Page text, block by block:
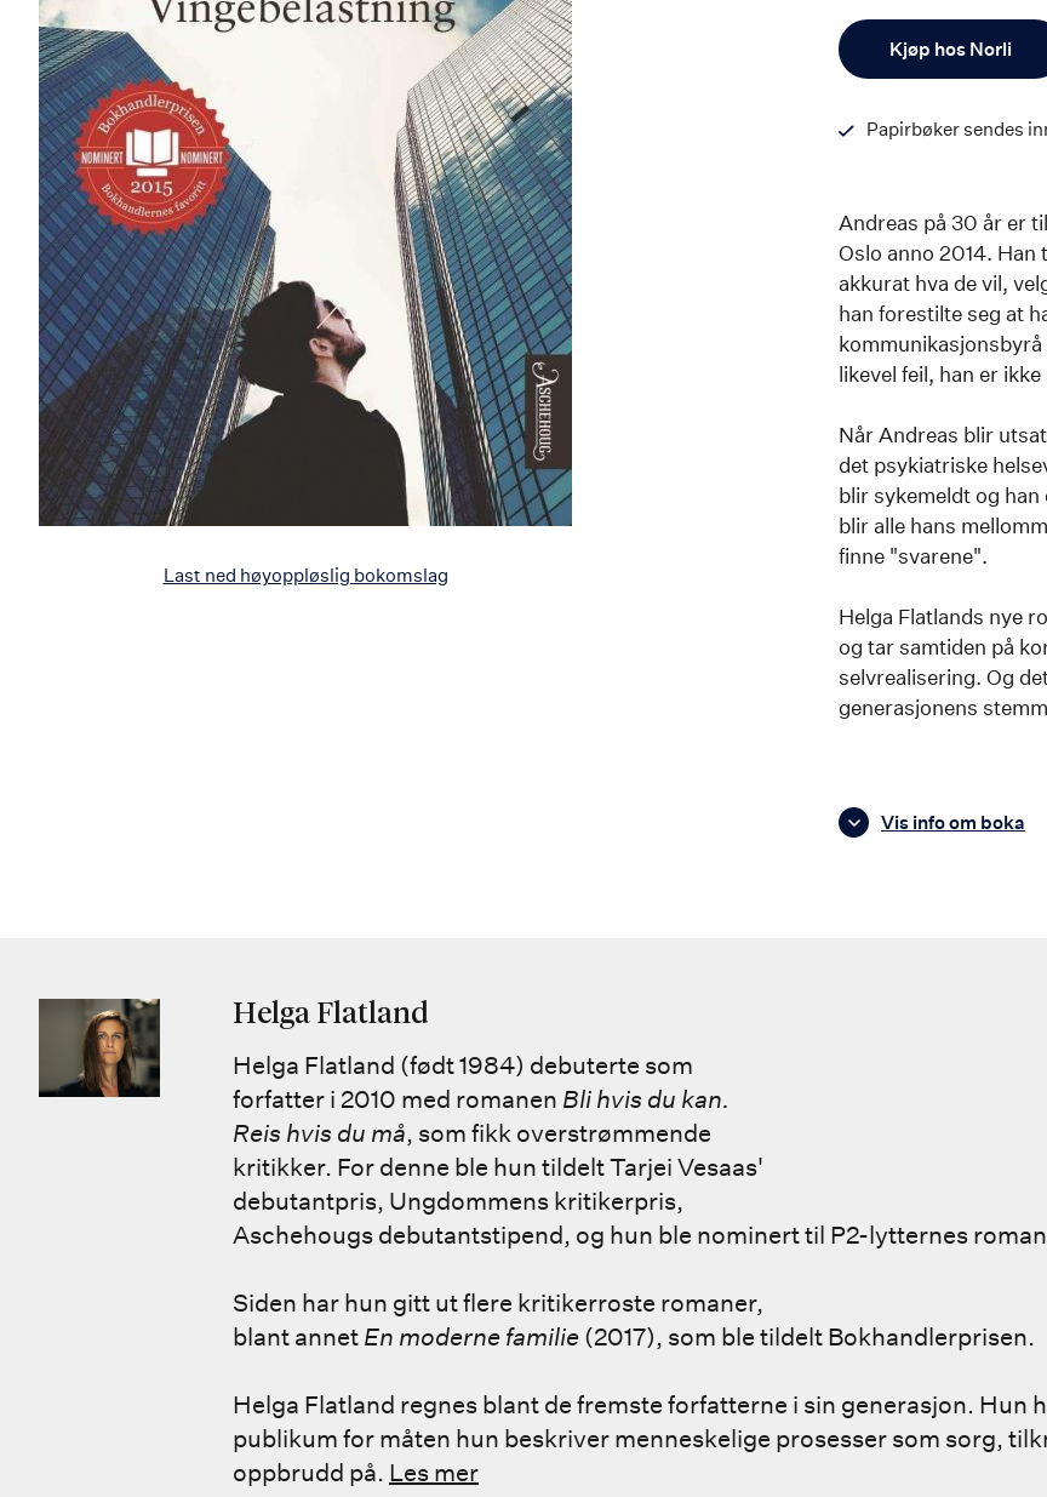
Last ned høyoppløslig bokomslag
Kjøp hos Norli
Papirbøker sendes
Andreas på 30 år er
Oslo anno 2014.
akkurat hva de vil,
han forestilte seg at
kommunikasjonsbyrå
likevel feil, han er
Når Andreas blir
det psykiatriske
blir sykemeldt og
blir alle hans
finne "svarene".
Helga Flatlands nye
og tar samtiden på
selvrealisering. Og
generasjonens
Vis info om boka
Helga Flatland
Helga Flatland (født 1984) debuterte som
forfatter i 2010 med romanen Bli hvis du kan.
Reis hvis du må, som fikk overstrømmende
kritikker. For denne ble hun tildelt Tarjei Vesaas'
debutantpris, Ungdommens kritikerpris,
Aschehougs debutantstipend, og hun ble nominert til P2-lytternes
Siden har hun gitt ut flere kritikerroste romaner,
blant annet En moderne familie (2017), som ble tildelt Bokhandlerprisen.
Helga Flatland regnes blant de fremste forfatterne i sin generasjon. Hun
publikum for måten hun beskriver menneskelige prosesser som sorg,
oppbrudd på. Les mer